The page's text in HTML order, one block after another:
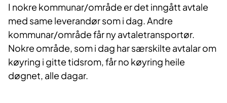
I nokre kommunar/område er det inngått avtale
med same leverandør som i dag. Andre
kommunar/område får ny avtaletransportør.
Nokre område, som i dag har særskilte avtalar om
køyring i gitte tidsrom, får no køyring heile
døgnet, alle dagar.